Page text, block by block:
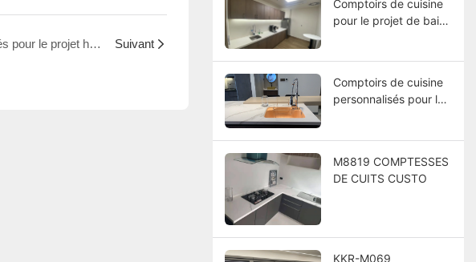
Comptoirs de cuisine personnalisés pour le projet hôtelier de villégiature italienne Suivant
Comptoirs de cuisine
pour le projet de baie
Comptoirs de cuisine
personnalisés pour le
M8819 COMPTESSES
DE CUITS CUSTO
KKR-M069